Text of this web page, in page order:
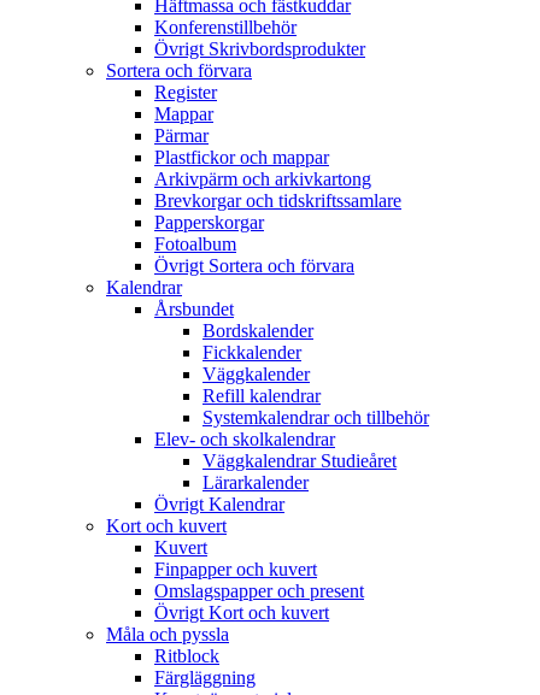
Häftmassa och fästkuddar
Konferenstillbehör
Övrigt Skrivbordsprodukter
Sortera och förvara
Register
Mappar
Pärmar
Plastfickor och mappar
Arkivpärm och arkivkartong
Brevkorgar och tidskriftssamlare
Papperskorgar
Fotoalbum
Övrigt Sortera och förvara
Kalendrar
Årsbundet
Bordskalender
Fickkalender
Väggkalender
Refill kalendrar
Systemkalendrar och tillbehör
Elev- och skolkalendrar
Väggkalendrar Studieåret
Lärarkalender
Övrigt Kalendrar
Kort och kuvert
Kuvert
Finpapper och kuvert
Omslagspapper och present
Övrigt Kort och kuvert
Måla och pyssla
Ritblock
Färgläggning